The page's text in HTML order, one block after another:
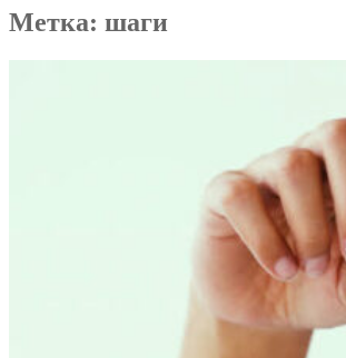
Метка: шаги